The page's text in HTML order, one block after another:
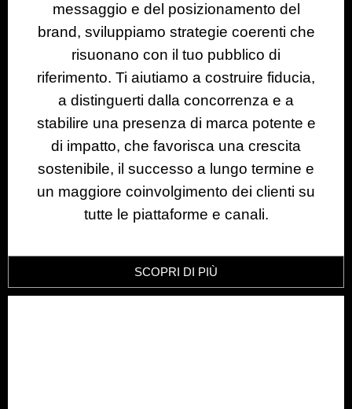
messaggio e del posizionamento del
brand, sviluppiamo strategie coerenti che
risuonano con il tuo pubblico di
riferimento. Ti aiutiamo a costruire fiducia,
a distinguerti dalla concorrenza e a
stabilire una presenza di marca potente e
di impatto, che favorisca una crescita
sostenibile, il successo a lungo termine e
un maggiore coinvolgimento dei clienti su
tutte le piattaforme e canali.
SCOPRI DI PIÙ